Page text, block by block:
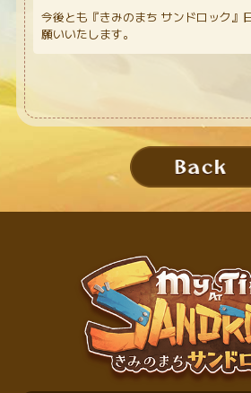
今後とも『きみのまち サンドロック』
願いいたします。